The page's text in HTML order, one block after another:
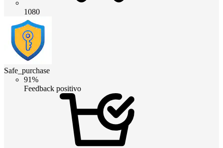
1080
Safe_purchase
91%
Feedback positivo